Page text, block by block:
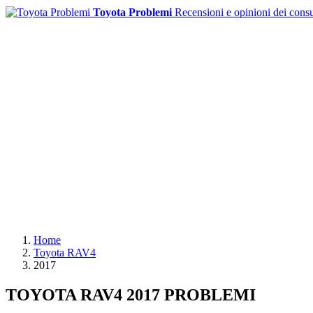
Toyota Problemi Recensioni e opinioni dei
Home
Toyota RAV4
2017
TOYOTA RAV4 2017 PROBLEMI